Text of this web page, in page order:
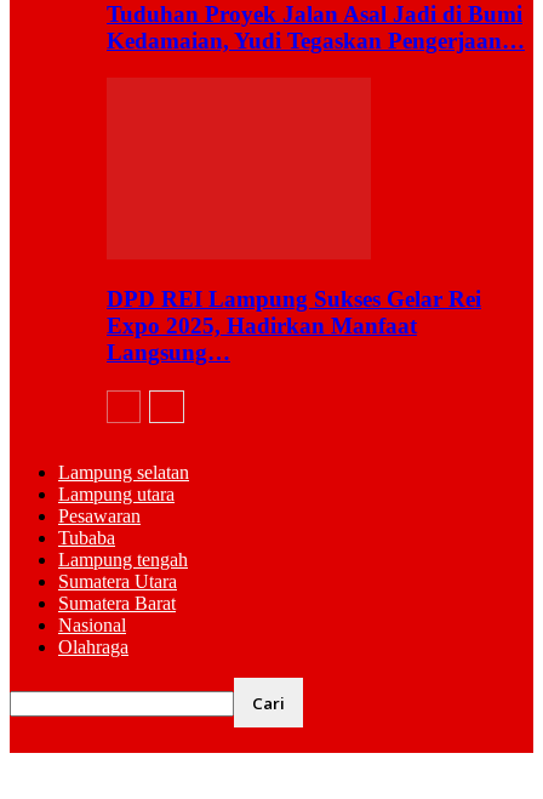
Tuduhan Proyek Jalan Asal Jadi di Bumi
Kedamaian, Yudi Tegaskan Pengerjaan…
DPD REI Lampung Sukses Gelar Rei
Expo 2025, Hadirkan Manfaat
Langsung…
Lampung selatan
Lampung utara
Pesawaran
Tubaba
Lampung tengah
Sumatera Utara
Sumatera Barat
Nasional
Olahraga